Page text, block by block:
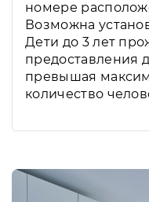
номере
Возможна
Дети до 3 лет
предоставления
превышая
количество